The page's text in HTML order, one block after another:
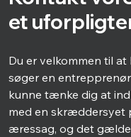
et
Du er velkommen til
søger en
kunne tænke dig at
med en skræddersyet
æressag, og det